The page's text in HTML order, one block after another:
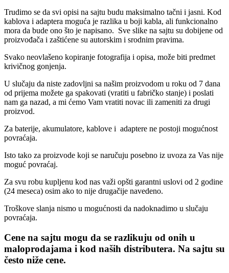
Trudimo se da svi opisi na sajtu budu maksimalno tačni i jasni. Kod
kablova i adaptera moguća je razlika u boji kabla, ali funkcionalno
mora da bude ono što je napisano. Sve slike na sajtu su dobijene od
proizvođača i zaštićene su autorskim i srodnim pravima.
Svako neovlašeno kopiranje fotografija i opisa, može biti predmet
krivičnog gonjenja.
U slučaju da niste zadovljni sa našim proizvodom u roku od 7 dana
od prijema možete ga spakovati (vratiti u fabričko stanje) i poslati
nam ga nazad, a mi ćemo Vam vratiti novac ili zameniti za drugi
proizvod.
Za baterije, akumulatore, kablove i adaptere ne postoji mogućnost
povraćaja.
Isto tako za proizvode koji se naručuju posebno iz uvoza za Vas nije
moguć povraćaj.
Za svu robu kupljenu kod nas važi opšti garantni uslovi od 2 godine
(24 meseca) osim ako to nije drugačije navedeno.
Troškove slanja nismo u mogućnosti da nadoknadimo u slučaju
povraćaja.
Cene na sajtu mogu da se razlikuju od onih u
maloprodajama i kod naših distributera. Na sajtu su
često niže cene.